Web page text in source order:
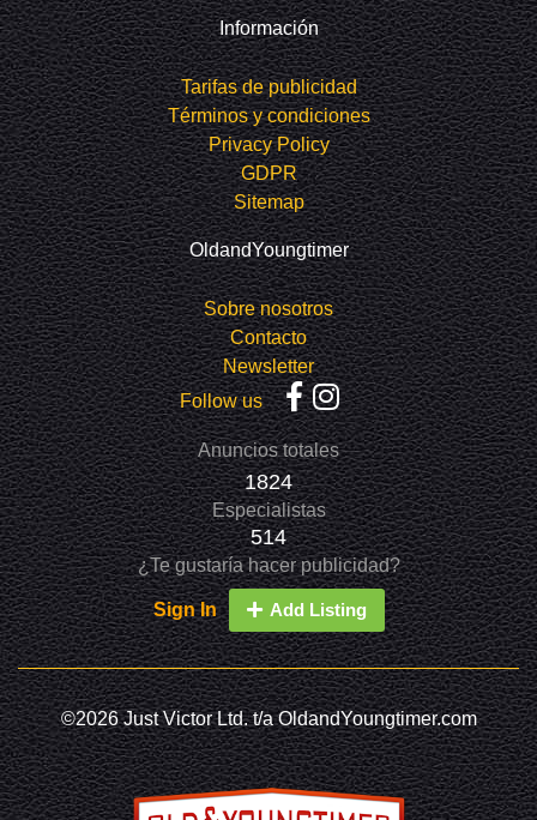
Información
Tarifas de publicidad
Términos y condiciones
Privacy Policy
GDPR
Sitemap
OldandYoungtimer
Sobre nosotros
Contacto
Newsletter
Follow us
Anuncios totales
1824
Especialistas
514
¿Te gustaría hacer publicidad?
Sign In Add Listing
©2026 Just Victor Ltd. t/a OldandYoungtimer.com